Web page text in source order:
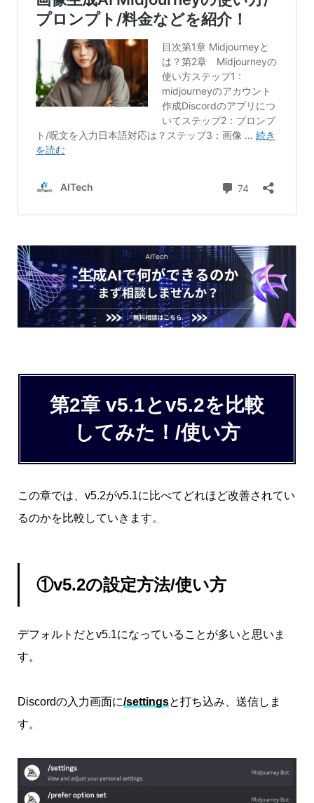
第2章 v5.1とv5.2を比較
してみた！/使い方
この章では、v5.2がv5.1に比べてどれほど改善されてい
るのかを比較していきます。
①v5.2の設定方法/使い方
デフォルトだとv5.1になっていることが多いと思いま
す。
Discordの入力画面に/settingsと打ち込み、送信しま
す。